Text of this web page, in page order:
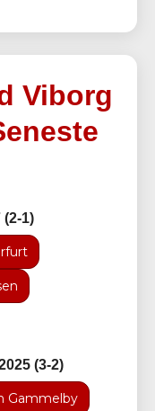
Viborg
(2-1)
(3-2)
Gammelby